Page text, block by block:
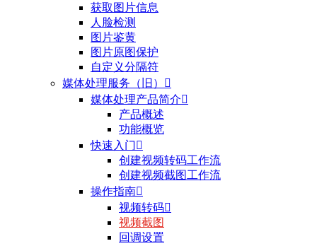
获取图片信息
人脸检测
图片鉴黄
图片原图保护
自定义分隔符
媒体处理服务（旧）

媒体处理产品简介
产品概述
功能概览
快速入门 
创建视频转码工作流
创建视频截图工作流
操作指南
视频转码
视频截图
回调设置